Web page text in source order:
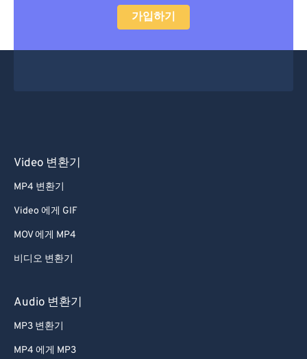
가입하기
Video 변환기
MP4 변환기
Video 에게 GIF
MOV 에게 MP4
비디오 변환기
Audio 변환기
MP3 변환기
MP4 에게 MP3